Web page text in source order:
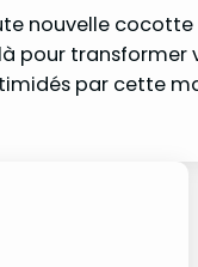
nouvelle
pour
par cette